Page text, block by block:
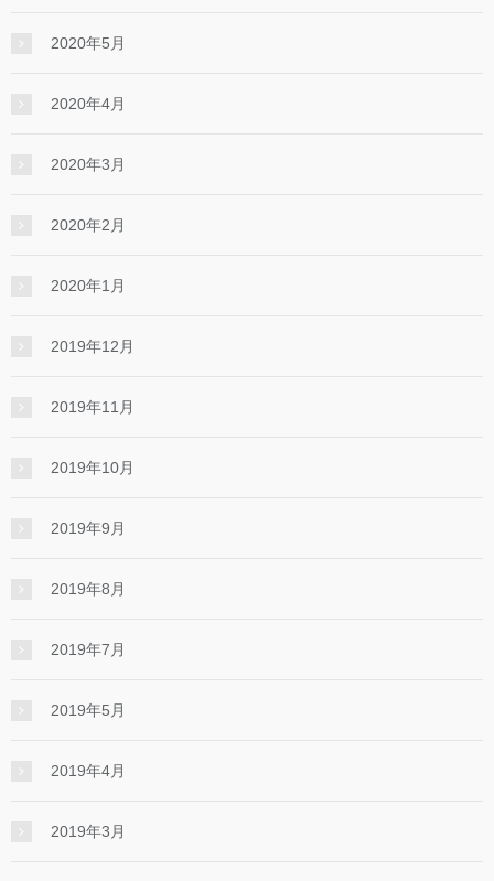
2020年5月
2020年4月
2020年3月
2020年2月
2020年1月
2019年12月
2019年11月
2019年10月
2019年9月
2019年8月
2019年7月
2019年5月
2019年4月
2019年3月